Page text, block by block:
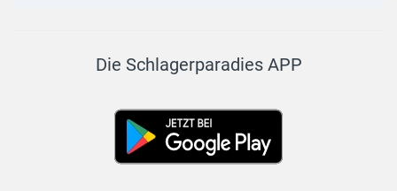
Die Schlagerparadies APP